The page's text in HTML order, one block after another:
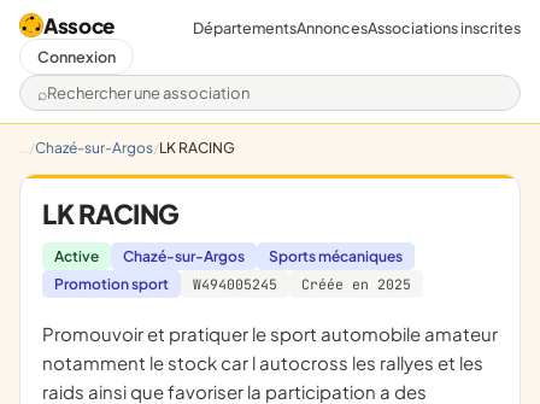
Assoce
Rechercher une association
DépartementsAnnoncesAssociations inscrites
Connexion
Chazé-sur-Argos LK RACING
LK RACING
Active Chazé-sur-Argos
Sports mécaniques
Promotion sport
W494005245 Créée en 2025
promouvoir et pratiquer le sport automobile amateur
notamment le stock car l autocross les rallyes et les
raids ainsi que favoriser la participation a des